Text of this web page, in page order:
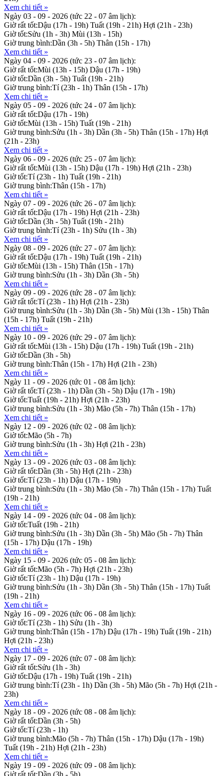
Xem chi tiết »
Ngày 03 - 09 - 2026 (tức 22 - 07 âm lịch):
Giờ rất tốt:Dậu (17h - 19h) Tuất (19h - 21h) Hợi (21h - 23h)
Giờ tốt:Sửu (1h - 3h) Mùi (13h - 15h)
Giờ trung bình:Dần (3h - 5h) Thân (15h - 17h)
Xem chi tiết »
Ngày 04 - 09 - 2026 (tức 23 - 07 âm lịch):
Giờ rất tốt:Mùi (13h - 15h) Dậu (17h - 19h)
Giờ tốt:Dần (3h - 5h) Tuất (19h - 21h)
Giờ trung bình:Tí (23h - 1h) Thân (15h - 17h)
Xem chi tiết »
Ngày 05 - 09 - 2026 (tức 24 - 07 âm lịch):
Giờ rất tốt:Dậu (17h - 19h)
Giờ tốt:Mùi (13h - 15h) Tuất (19h - 21h)
Giờ trung bình:Sửu (1h - 3h) Dần (3h - 5h) Thân (15h - 17h) Hợi
(21h - 23h)
Xem chi tiết »
Ngày 06 - 09 - 2026 (tức 25 - 07 âm lịch):
Giờ rất tốt:Mùi (13h - 15h) Dậu (17h - 19h) Hợi (21h - 23h)
Giờ tốt:Tí (23h - 1h) Tuất (19h - 21h)
Giờ trung bình:Thân (15h - 17h)
Xem chi tiết »
Ngày 07 - 09 - 2026 (tức 26 - 07 âm lịch):
Giờ rất tốt:Dậu (17h - 19h) Hợi (21h - 23h)
Giờ tốt:Dần (3h - 5h) Tuất (19h - 21h)
Giờ trung bình:Tí (23h - 1h) Sửu (1h - 3h)
Xem chi tiết »
Ngày 08 - 09 - 2026 (tức 27 - 07 âm lịch):
Giờ rất tốt:Dậu (17h - 19h) Tuất (19h - 21h)
Giờ tốt:Mùi (13h - 15h) Thân (15h - 17h)
Giờ trung bình:Sửu (1h - 3h) Dần (3h - 5h)
Xem chi tiết »
Ngày 09 - 09 - 2026 (tức 28 - 07 âm lịch):
Giờ rất tốt:Tí (23h - 1h) Hợi (21h - 23h)
Giờ trung bình:Sửu (1h - 3h) Dần (3h - 5h) Mùi (13h - 15h) Thân
(15h - 17h) Tuất (19h - 21h)
Xem chi tiết »
Ngày 10 - 09 - 2026 (tức 29 - 07 âm lịch):
Giờ rất tốt:Mùi (13h - 15h) Dậu (17h - 19h) Tuất (19h - 21h)
Giờ tốt:Dần (3h - 5h)
Giờ trung bình:Thân (15h - 17h) Hợi (21h - 23h)
Xem chi tiết »
Ngày 11 - 09 - 2026 (tức 01 - 08 âm lịch):
Giờ rất tốt:Tí (23h - 1h) Dần (3h - 5h) Dậu (17h - 19h)
Giờ tốt:Tuất (19h - 21h) Hợi (21h - 23h)
Giờ trung bình:Sửu (1h - 3h) Mão (5h - 7h) Thân (15h - 17h)
Xem chi tiết »
Ngày 12 - 09 - 2026 (tức 02 - 08 âm lịch):
Giờ tốt:Mão (5h - 7h)
Giờ trung bình:Sửu (1h - 3h) Hợi (21h - 23h)
Xem chi tiết »
Ngày 13 - 09 - 2026 (tức 03 - 08 âm lịch):
Giờ rất tốt:Dần (3h - 5h) Hợi (21h - 23h)
Giờ tốt:Tí (23h - 1h) Dậu (17h - 19h)
Giờ trung bình:Sửu (1h - 3h) Mão (5h - 7h) Thân (15h - 17h) Tuất
(19h - 21h)
Xem chi tiết »
Ngày 14 - 09 - 2026 (tức 04 - 08 âm lịch):
Giờ tốt:Tuất (19h - 21h)
Giờ trung bình:Sửu (1h - 3h) Dần (3h - 5h) Mão (5h - 7h) Thân
(15h - 17h) Dậu (17h - 19h)
Xem chi tiết »
Ngày 15 - 09 - 2026 (tức 05 - 08 âm lịch):
Giờ rất tốt:Mão (5h - 7h) Hợi (21h - 23h)
Giờ tốt:Tí (23h - 1h) Dậu (17h - 19h)
Giờ trung bình:Sửu (1h - 3h) Dần (3h - 5h) Thân (15h - 17h) Tuất
(19h - 21h)
Xem chi tiết »
Ngày 16 - 09 - 2026 (tức 06 - 08 âm lịch):
Giờ tốt:Tí (23h - 1h) Sửu (1h - 3h)
Giờ trung bình:Thân (15h - 17h) Dậu (17h - 19h) Tuất (19h - 21h)
Hợi (21h - 23h)
Xem chi tiết »
Ngày 17 - 09 - 2026 (tức 07 - 08 âm lịch):
Giờ rất tốt:Sửu (1h - 3h)
Giờ tốt:Dậu (17h - 19h) Tuất (19h - 21h)
Giờ trung bình:Tí (23h - 1h) Dần (3h - 5h) Mão (5h - 7h) Hợi (21h -
23h)
Xem chi tiết »
Ngày 18 - 09 - 2026 (tức 08 - 08 âm lịch):
Giờ rất tốt:Dần (3h - 5h)
Giờ tốt:Tí (23h - 1h)
Giờ trung bình:Mão (5h - 7h) Thân (15h - 17h) Dậu (17h - 19h)
Tuất (19h - 21h) Hợi (21h - 23h)
Xem chi tiết »
Ngày 19 - 09 - 2026 (tức 09 - 08 âm lịch):
Giờ rất tốt:Dần (3h - 5h)